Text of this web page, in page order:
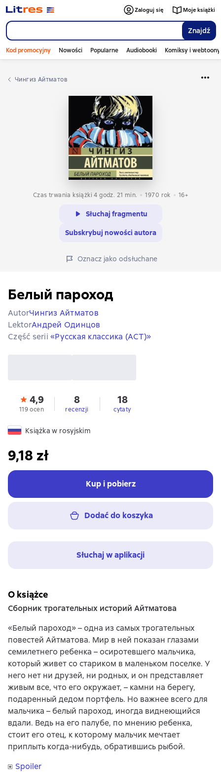
Znajdź
Zaloguj się Moje książki
Kod promocyjny Nowości Popularne Audiobooki Komiksy i webtoony
Чингиз Айтматов
Czas trwania książki 4 godz. 21 min. 1970 rok 16+
Słuchaj fragmentu
Subskrybuj nowości autora
Oznacz jako odsłuchane
Белый пароход
AutorЧингиз Айтматов
LektorАндрей Одинцов
Część serii «Русская классика (АСТ)»
4,9
119 ocen
8
recenzji
18
cytaty
Książka w rosyjskim
9,18 zł
Kup i pobierz
Dodać do koszyka
Słuchaj w aplikacji
O książce
Сборник трогательных историй Айтматова
«Белый пароход» – одна из самых трогательных
повестей Айтматова. Мир в ней показан глазами
семилетнего ребенка – осиротевшего мальчика,
который живет со стариком в маленьком поселке. У
него нет ни друзей, ни родных, и он представляет
живым все, что его окружает, – камни на берегу,
подаренный дедом портфель. Но важнее всего для
мальчика – белый пароход, иногда виднеющийся
вдали. Ведь на его палубе, по мнению ребенка,
стоит его отец, к которому мальчик мечтает
приплыть когда-нибудь, обратившись рыбой.
Spoiler